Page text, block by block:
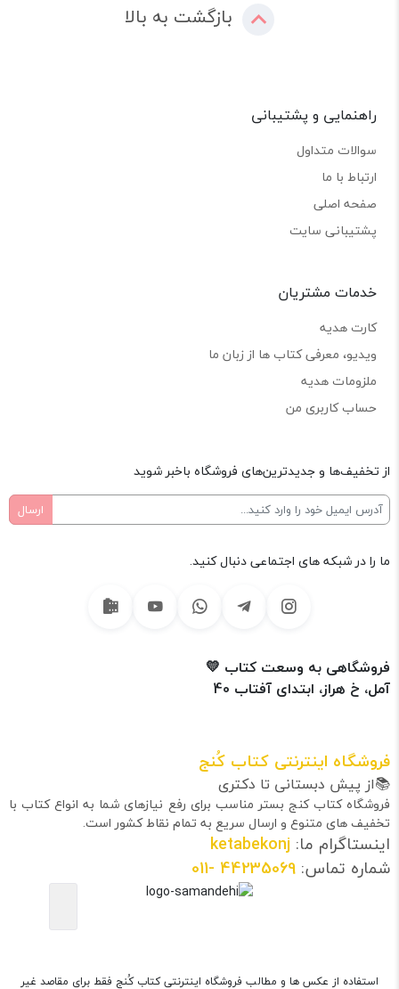
بازگشت به بالا
راهنمایی و پشتیبانی
سوالات متداول
ارتباط با ما
صفحه اصلی
پشتیبانی سایت
خدمات مشتریان
کارت هدیه
ویدیو، معرفی کتاب ها از زبان ما
ملزومات هدیه
حساب کاربری من
از تخفیف‌ها و جدیدترین‌های فروشگاه باخبر شوید
ما را در شبکه های اجتماعی دنبال کنید.
فروشگاهی به وسعت کتاب 💛
آمل، خ هراز، ابتدای آفتاب 40
فروشگاه اینترنتی کتاب کُنج
📚از پیش دبستانی تا دکتری
فروشگاه کتاب کنج بستر مناسب برای رفع نیازهای شما به انواع کتاب با
تخفیف های متنوع و ارسال سریع به تمام نقاط کشور است.
اینستاگرام ما: ketabekonj
شماره تماس: 44235069
-011
استفاده از عکس ها و مطالب فروشگاه اینترنتی کتاب کُنج فقط برای مقاصد غیر